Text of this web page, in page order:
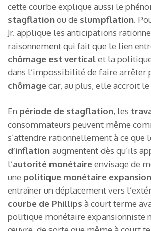
cette courbe explique aussi le
stagflationou de slumpflation.
Jr. applique les anticipations
raisonnement qui fait que le lien
chômage est verticalet la
dans l’impossibilité de faire arrêter
chômagecar, au plus, elle accroit
En période de stagflation, les
consommateurs peuvent même
s’attendre rationnellement à ce que
d’inflationaugmentent dès qu’ils
l’autorité monétaireenvisage de
une politique monétaire
entraîner un déplacement vers
courbe de Phillips à court terme
politique monétaire expansionniste